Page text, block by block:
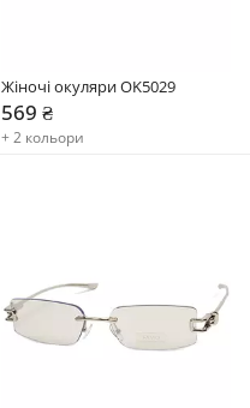
Жіночі окуляри OK5029
569 ₴
+ 2 кольори